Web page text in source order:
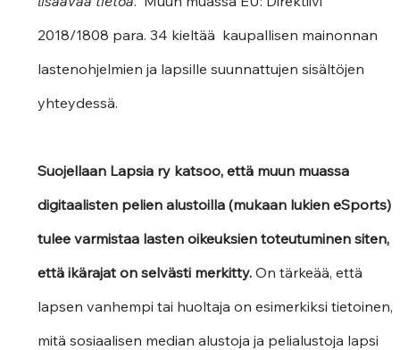
2018/1808 para. 34 kieltää  kaupallisen mainonnan
lastenohjelmien ja lapsille suunnattujen sisältöjen
yhteydessä.
Suojellaan Lapsia ry katsoo, että muun muassa
digitaalisten pelien alustoilla (mukaan lukien eSports)
tulee varmistaa lasten oikeuksien toteutuminen siten,
että ikärajat on selvästi merkitty. On tärkeää, että
lapsen vanhempi tai huoltaja on esimerkiksi tietoinen,
mitä sosiaalisen median alustoja ja pelialustoja lapsi